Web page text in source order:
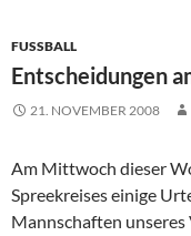
FUSSBALL
Entscheidungen
21. NOVEMBER 2008
Am Mittwoch dieser
Spreekreises einige
Mannschaften